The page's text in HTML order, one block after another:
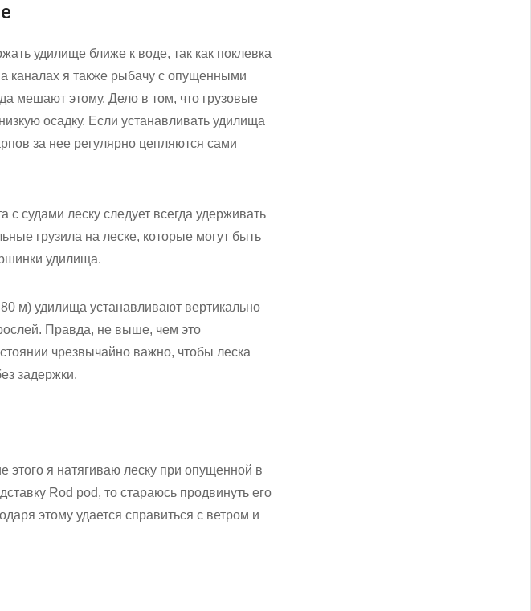
удилище ближе к воде, так как поклевка
каналах я также рыбачу с опущенными
мешают этому. Дело в том, что грузовые
осадку. Если устанавливать удилища
за нее регулярно цепляются сами
с судами леску следует всегда удерживать
грузила на леске, которые могут быть
удилища.
м) удилища устанавливают вертикально
Правда, не выше, чем это
чрезвычайно важно, чтобы леска
задержки.
этого я натягиваю леску при опущенной в
Rod pod, то стараюсь продвинуть его
этому удается справиться с ветром и